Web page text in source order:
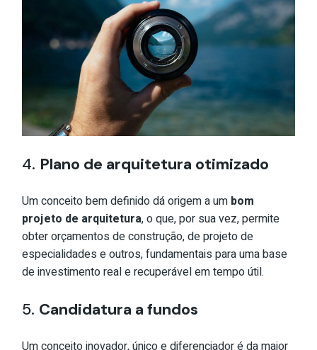
4. Plano de arquitetura otimizado
Um conceito bem definido dá origem a um bom
projeto de arquitetura, o que, por sua vez, permite
obter orçamentos de construção, de projeto de
especialidades e outros, fundamentais para uma base
de investimento real e recuperável em tempo útil.
5. Candidatura a fundos
Um conceito inovador, único e diferenciador é da maior